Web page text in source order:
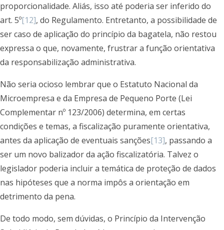
proporcionalidade. Aliás, isso até poderia ser inferido do
art. 5º[12], do Regulamento. Entretanto, a possibilidade de
ser caso de aplicação do princípio da bagatela, não restou
expressa o que, novamente, frustrar a função orientativa
da responsabilização administrativa.
Não seria ocioso lembrar que o Estatuto Nacional da
Microempresa e da Empresa de Pequeno Porte (Lei
Complementar nº 123/2006) determina, em certas
condições e temas, a fiscalização puramente orientativa,
antes da aplicação de eventuais sanções[13], passando a
ser um novo balizador da ação fiscalizatória. Talvez o
legislador poderia incluir a temática de proteção de dados
nas hipóteses que a norma impôs a orientação em
detrimento da pena.
De todo modo, sem dúvidas, o Princípio da Intervenção